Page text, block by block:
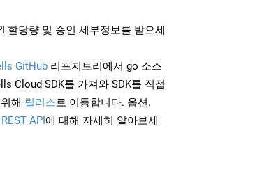
할당량 및 승인 세부정보를 받으세
GitHub 리포지토리에서 go 소스
Cloud SDK를 가져와 SDK를 직접
해 릴리스로 이동합니다. 옵션.
REST API에 대해 자세히 알아보세